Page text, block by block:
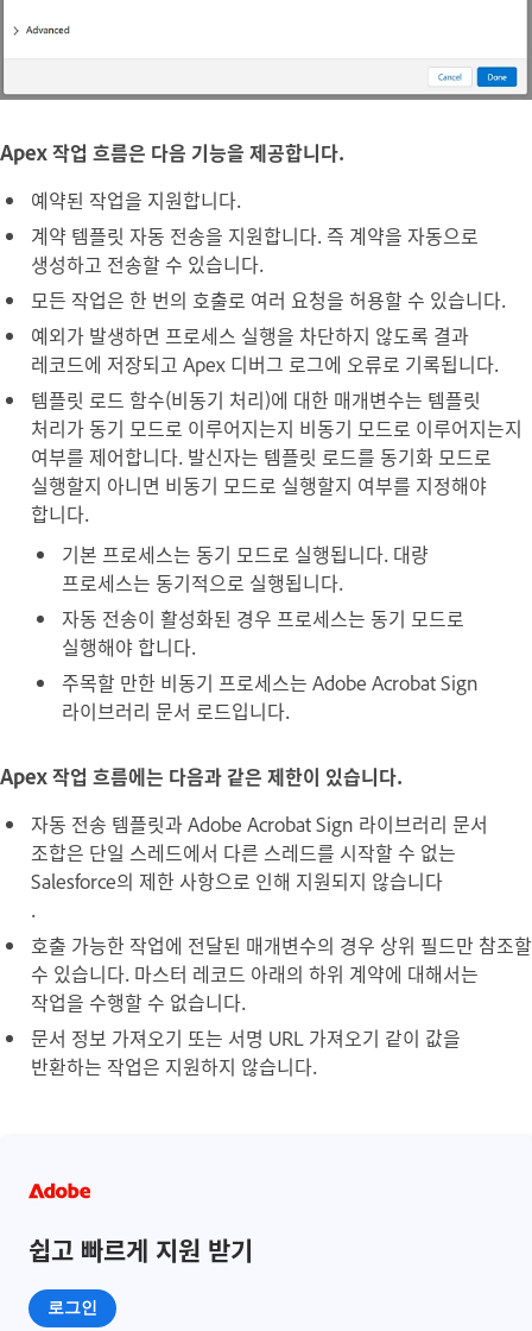
Apex 작업 흐름은 다음 기능을 제공합니다.
예약된 작업을 지원합니다.
계약 템플릿 자동 전송을 지원합니다. 즉 계약을 자동으로
생성하고 전송할 수 있습니다.
모든 작업은 한 번의 호출로 여러 요청을 허용할 수 있습니다.
예외가 발생하면 프로세스 실행을 차단하지 않도록 결과
레코드에 저장되고 Apex 디버그 로그에 오류로 기록됩니다.
템플릿 로드 함수(비동기 처리)에 대한 매개변수는 템플릿
처리가 동기 모드로 이루어지는지 비동기 모드로 이루어지는지
여부를 제어합니다. 발신자는 템플릿 로드를 동기화 모드로
실행할지 아니면 비동기 모드로 실행할지 여부를 지정해야
합니다.
기본 프로세스는 동기 모드로 실행됩니다. 대량
프로세스는 동기적으로 실행됩니다.
자동 전송이 활성화된 경우 프로세스는 동기 모드로
실행해야 합니다.
주목할 만한 비동기 프로세스는 Adobe Acrobat Sign
라이브러리 문서 로드입니다.
Apex 작업 흐름에는 다음과 같은 제한이 있습니다.
자동 전송 템플릿과 Adobe Acrobat Sign 라이브러리 문서
조합은 단일 스레드에서 다른 스레드를 시작할 수 없는
Salesforce의 제한 사항으로 인해 지원되지 않습니다
.
호출 가능한 작업에 전달된 매개변수의 경우 상위 필드만 참조할
수 있습니다. 마스터 레코드 아래의 하위 계약에 대해서는
작업을 수행할 수 없습니다.
문서 정보 가져오기 또는 서명 URL 가져오기 같이 값을
반환하는 작업은 지원하지 않습니다.
쉽고 빠르게 지원 받기
로그인